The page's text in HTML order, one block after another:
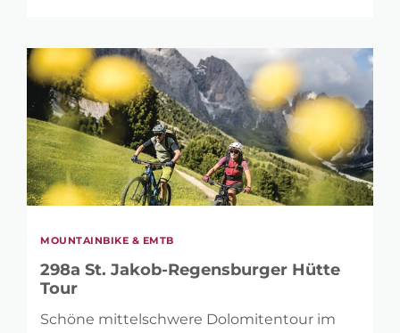
LÄNGE
0 km
146 km
MOUNTAINBIKE & EMTB
298a St. Jakob-Regensburger Hütte
Tour
Schöne mittelschwere Dolomitentour im